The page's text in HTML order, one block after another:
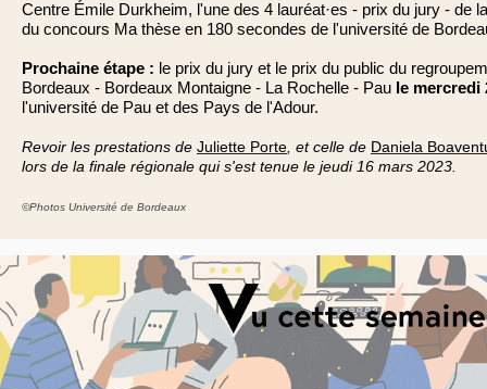
Centre Émile Durkheim, l'une des 4 lauréat·es - prix du jury - de
du concours Ma thèse en 180 secondes de l'université de
Prochaine étape : le prix du jury et le prix du public du
Bordeaux - Bordeaux Montaigne - La Rochelle - Pau le mercredi
l'université de Pau et des Pays de l'Adour.
Revoir les prestations de Juliette Porte , et celle de Daniela
lors de la finale régionale qui s'est tenue le jeudi 16 mars 2023.
©Photos Université de Bordeaux